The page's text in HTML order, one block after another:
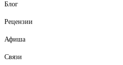
Блог
Рецензии
Афиша
Связи